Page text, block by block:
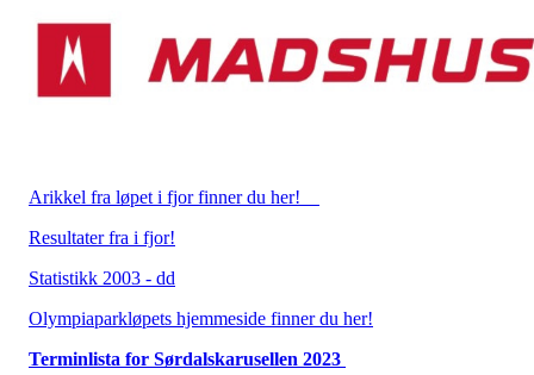
Arikkel fra løpet i fjor finner du her!
Resultater fra i fjor!
Statistikk 2003 - dd
Olympiaparkløpets hjemmeside finner du her!
Terminlista for Sørdalskarusellen 2023